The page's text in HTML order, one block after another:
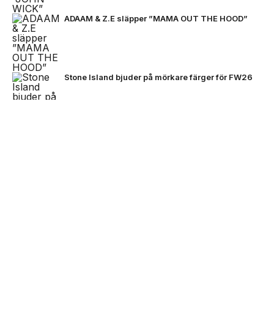
ADAAM & Z.E släpper ”MAMA OUT THE HOOD”
Stone Island bjuder på mörkare färger för FW26